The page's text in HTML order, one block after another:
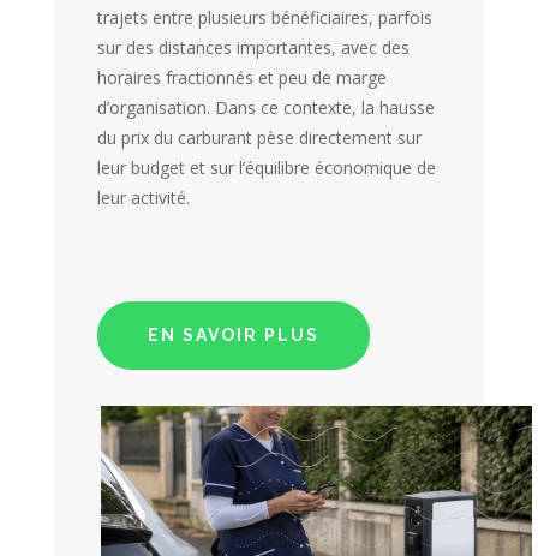
trajets entre plusieurs bénéficiaires, parfois
sur des distances importantes, avec des
horaires fractionnés et peu de marge
d’organisation. Dans ce contexte, la hausse
du prix du carburant pèse directement sur
leur budget et sur l’équilibre économique de
leur activité.
EN SAVOIR PLUS